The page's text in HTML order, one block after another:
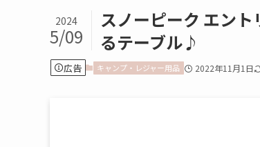
スノーピーク エン
るテーブル♪
2024
5/09
広告 キャンプ・レジャー用品 2022年11月1日